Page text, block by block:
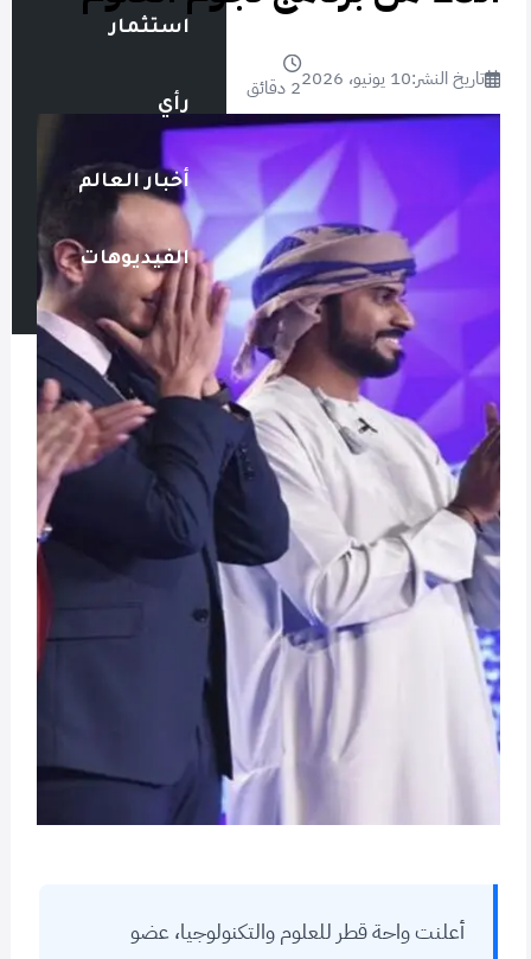
استثمار
رأي
أخبار العالم
الفيديوهات
تاريخ النشر:10 يونيو، 2026 2 دقائق
أعلنت واحة قطر للعلوم والتكنولوجيا، عضو